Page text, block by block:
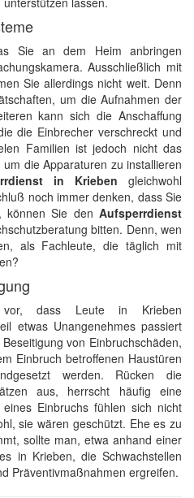
Sie an dem Heim anbringen
Ausschließlich mit
Sie allerdings nicht weit. Denn
um die Aufnahmen der
kann sich die Anschaffung
die Einbrecher verschreckt und
Familien ist jedoch nicht das
die Apparaturen zu installieren
in Krieben gleichwohl
noch immer denken, dass Sie
können Sie den Aufsperrdienst
bitten. Denn, wen
als Fachleute, die täglich mit
dass Leute in Krieben
etwas Unangenehmes passiert
von Einbruchschäden,
Einbruch betroffenen Haustüren
werden. Rücken die
aus, herrscht häufig eine
Einbruchs fühlen sich nicht
sie wären geschützt. Ehe es zu
sollte man, etwa anhand einer
in Krieben, die Schwachstellen
Präventivmaßnahmen ergreifen.